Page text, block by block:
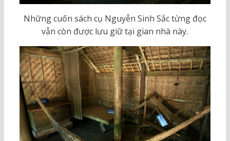
Những cuốn sách cụ Nguyễn Sinh Sắc từng đọc
vẫn còn được lưu giữ tại gian nhà này.